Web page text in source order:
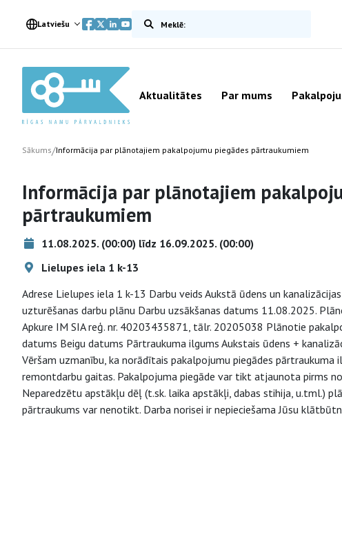
Latviešu Meklēt vietnē
Aktualitātes Par mums
Sākums/Informācija par plānotajiem pakalpojumu piegādes pārtraukumiem
Informācija par plānotajiem
pārtraukumiem
11.08.2025. (00:00) līdz 16.09.2025. (00:00)
Lielupes iela 1 k-13
Adrese Lielupes iela 1 k-13 Darbu veids Aukstā ūdens un
uzturēšanas darbu plānu Darbu uzsākšanas datums 11.08.2025.
Apkure IM SIA reģ. nr. 40203435871, tālr. 20205038 Plānotie
datums Beigu datums Pārtraukuma ilgums Aukstais ūdens +
Vēršam uzmanību, ka norādītais pakalpojumu piegādes
remontdarbu gaitas. Pakalpojuma piegāde var tikt atjaunota pirms
Neparedzētu apstākļu dēļ (t.sk. laika apstākļi, dabas stihija, u.tml.)
pārtraukums var nenotikt. Darba norisei ir nepieciešama Jūsu